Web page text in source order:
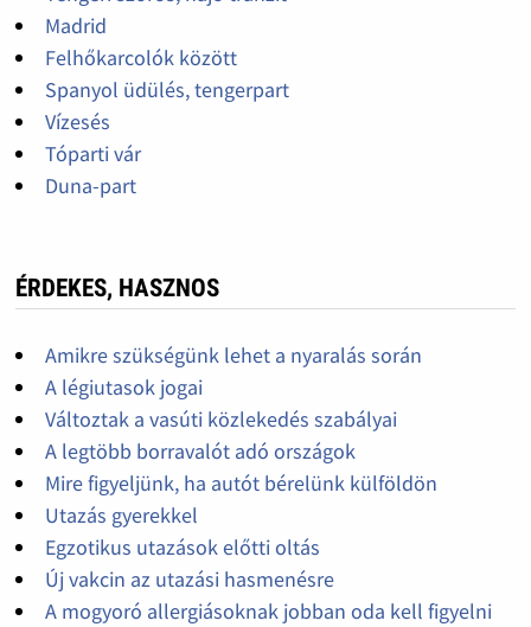
Madrid
Felhőkarcolók között
Spanyol üdülés, tengerpart
Vízesés
Tóparti vár
Duna-part
ÉRDEKES, HASZNOS
Amikre szükségünk lehet a nyaralás során
A légiutasok jogai
Változtak a vasúti közlekedés szabályai
A legtöbb borravalót adó országok
Mire figyeljünk, ha autót bérelünk külföldön
Utazás gyerekkel
Egzotikus utazások előtti oltás
Új vakcin az utazási hasmenésre
A mogyoró allergiásoknak jobban oda kell figyelni